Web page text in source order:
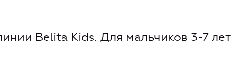
Belita Kids. Для мальчиков 3-7 лет